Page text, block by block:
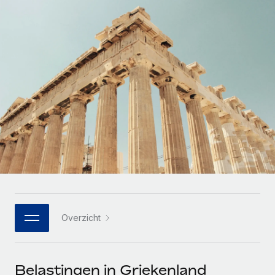
Zzp'ers internationaal onboarden en beheren
Ingewikkelde HR-taken eenvoudig uitbesteden
INFRASTRUCTUUR
Remote Embedded
HR naadloos in workflows integreren
Platform
Ingebouwde essentiële HR-functies voor je team
Integraties
Start-ups
Flexibele global HR en payroll solutions voor groeiende
bedrijven
Mid-market
Teams uitbreiden met HR solutions op maat
Enterprise
Global HR voor grote bedrijven
WERK MET ONS SAMEN
Strategische technologiepartners
Een partner worden
Betalingscalculator voor zzp'ers
Ontdek valuta-opties en betaalsnelheden voor
internationale zzp'ers
LEREN MET REMOTE
Onderzoek en gidsen
Casestudy's
HR-woordenlijst
Checklists en templates
Webinars
Deutsch
Español
Italiano
Português (Portugal)
日本語
한국어
Inloggen
Overzicht
Belastingen in Griekenland